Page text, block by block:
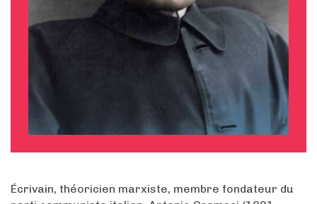
Écrivain, théoricien marxiste, membre fondateur du